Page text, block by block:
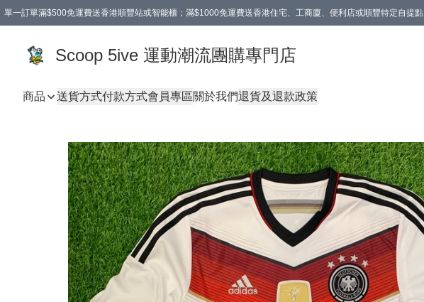
單一訂單滿$500免運費送香港順豐站或智能櫃；滿$1000免運費送香港住宅、工商廈、便利店或順豐特定自提點
Scoop 5ive 運動潮流團購專門店
商品 送貨方式付款方式會員專區關於我們退貨及退款政策